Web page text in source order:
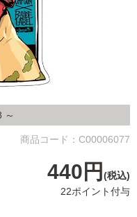
～
商品コード：C00006077
440円 (税込)
22ポイント付与